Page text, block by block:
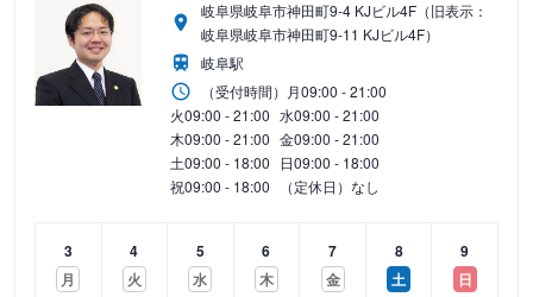
岐阜県岐阜市神田町9-4 KJビル4F（旧表示：
岐阜県岐阜市神田町9-11 KJビル4F）
岐阜駅
（受付時間） 月09:00 - 21:00
火09:00 - 21:00 水09:00 - 21:00
木09:00 - 21:00 金09:00 - 21:00
土09:00 - 18:00 日09:00 - 18:00
祝09:00 - 18:00 （定休日）なし
3
月
4
火
5
水
6
木
7
金
8
土
9
日